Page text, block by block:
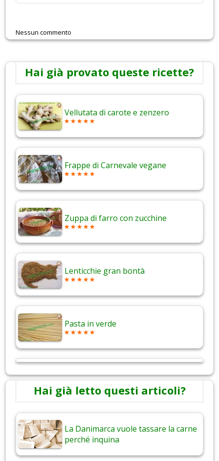
Nessun commento
Hai già provato queste ricette?
Vellutata di carote e zenzero
Frappe di Carnevale vegane
Zuppa di farro con zucchine
Lenticchie gran bontà
Pasta in verde
Hai già letto questi articoli?
La Danimarca vuole tassare la carne
perché inquina